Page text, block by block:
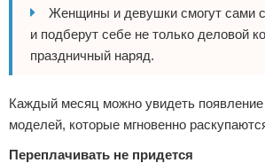
Женщины и девушки смогут сами
и подберут себе не только деловой
праздничный наряд.
Каждый месяц можно увидеть
моделей, которые мгновенно
Переплачивать не придется